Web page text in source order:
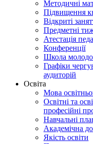
Методичні
Підвищення
Відкриті
Предметні
Атестація
Конференції
Школа
Графіки
аудиторій
Освіта
Мова
Освітні та
професійні
Навчальні
Академічна
Якість освіти